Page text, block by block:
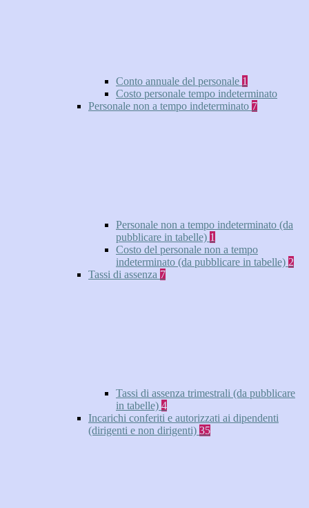
Conto annuale del personale 1
Costo personale tempo indeterminato
Personale non a tempo indeterminato 7
Personale non a tempo indeterminato (da
pubblicare in tabelle) 1
Costo del personale non a tempo
indeterminato (da pubblicare in tabelle) 2
Tassi di assenza 7
Tassi di assenza trimestrali (da pubblicare
in tabelle) 4
Incarichi conferiti e autorizzati ai dipendenti
(dirigenti e non dirigenti) 35